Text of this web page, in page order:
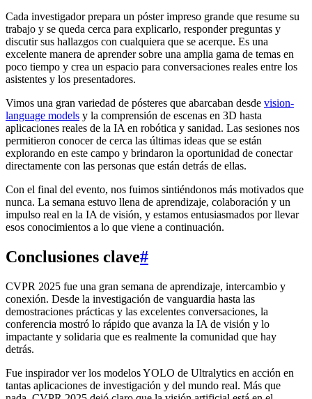
Cada investigador prepara un póster impreso grande que resume su
trabajo y se queda cerca para explicarlo, responder preguntas y
discutir sus hallazgos con cualquiera que se acerque. Es una
excelente manera de aprender sobre una amplia gama de temas en
poco tiempo y crea un espacio para conversaciones reales entre los
asistentes y los presentadores.
Vimos una gran variedad de pósteres que abarcaban desde vision-
language models y la comprensión de escenas en 3D hasta
aplicaciones reales de la IA en robótica y sanidad. Las sesiones nos
permitieron conocer de cerca las últimas ideas que se están
explorando en este campo y brindaron la oportunidad de conectar
directamente con las personas que están detrás de ellas.
Con el final del evento, nos fuimos sintiéndonos más motivados que
nunca. La semana estuvo llena de aprendizaje, colaboración y un
impulso real en la IA de visión, y estamos entusiasmados por llevar
esos conocimientos a lo que viene a continuación.
Conclusiones clave#
CVPR 2025 fue una gran semana de aprendizaje, intercambio y
conexión. Desde la investigación de vanguardia hasta las
demostraciones prácticas y las excelentes conversaciones, la
conferencia mostró lo rápido que avanza la IA de visión y lo
impactante y solidaria que es realmente la comunidad que hay
detrás.
Fue inspirador ver los modelos YOLO de Ultralytics en acción en
tantas aplicaciones de investigación y del mundo real. Más que